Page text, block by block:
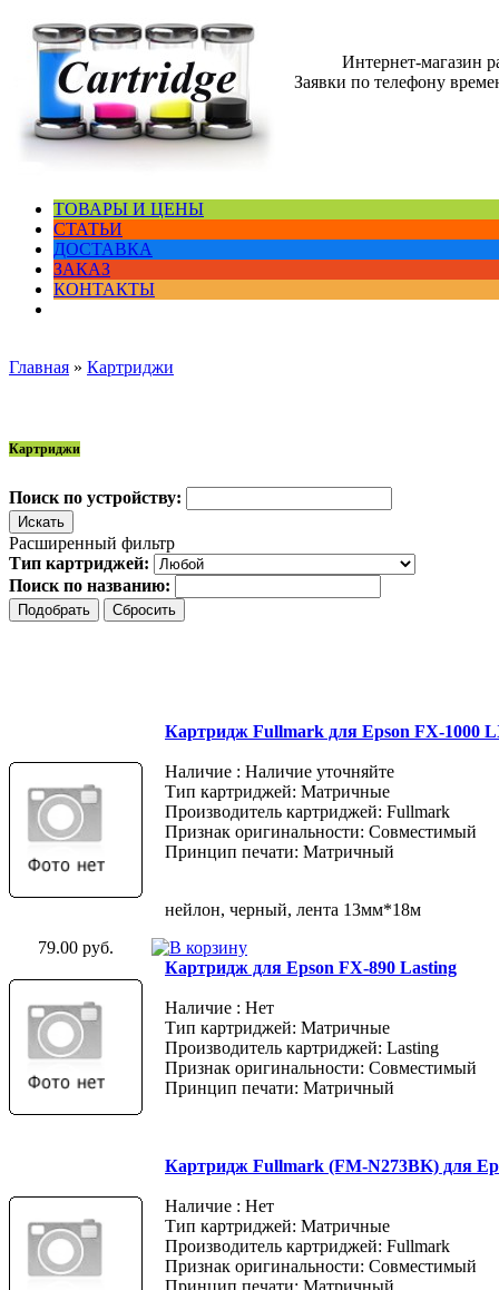
Интернет-магазин
Заявки по телефону
ТОВАРЫ И ЦЕНЫ
СТАТЬИ
ДОСТАВКА
ЗАКАЗ
КОНТАКТЫ
Главная » Картриджи
Картриджи
Поиск по устройству:
Расширенный фильтр
Тип картриджей:
Поиск по названию:
Картридж Fullmark для Epson FX-1000
Наличие : Наличие уточняйте
Тип картриджей: Матричные
Производитель картриджей: Fullmark
Признак оригинальности: Совместимый
Принцип печати: Матричный
нейлон, черный, лента 13мм*18м
79.00 руб.
Картридж для Epson FX-890 Lasting
Наличие : Нет
Тип картриджей: Матричные
Производитель картриджей: Lasting
Признак оригинальности: Совместимый
Принцип печати: Матричный
Картридж Fullmark (FM-N273BK) для
Наличие : Нет
Тип картриджей: Матричные
Производитель картриджей: Fullmark
Признак оригинальности: Совместимый
Принцип печати: Матричный